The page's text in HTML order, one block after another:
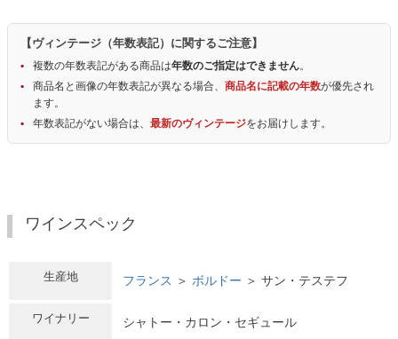
【ヴィンテージ（年数表記）に関するご注意】
複数の年数表記がある商品は年数のご指定はできません。
商品名と画像の年数表記が異なる場合、 商品名に記載の年数が優先され
ます。
年数表記がない場合は、 最新のヴィンテージをお届けします。
ワインスペック
生産地 フランス ＞ ボルドー ＞ サン・テステフ
ワイナリー シャトー・カロン・セギュール